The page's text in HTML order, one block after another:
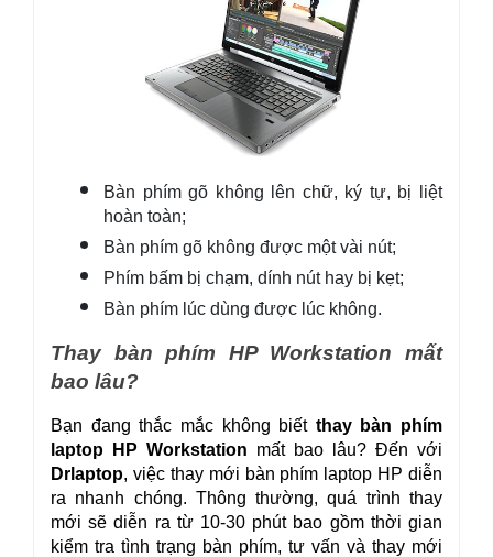
Bàn phím gõ không lên chữ, ký tự, bị liệt
hoàn toàn;
Bàn phím gõ không được một vài nút;
Phím bấm bị chạm, dính nút hay bị kẹt;
Bàn phím lúc dùng được lúc không.
Thay bàn phím HP Workstation mất
bao lâu?
Bạn đang thắc mắc không biết thay bàn phím
laptop HP Workstation
Drlaptop, việc thay mới bàn phím laptop HP diễn
ra nhanh chóng. Thông thường, quá trình thay
mới sẽ diễn ra từ 10-30 phút bao gồm thời gian
kiểm tra tình trạng bàn phím, tư vấn và thay mới